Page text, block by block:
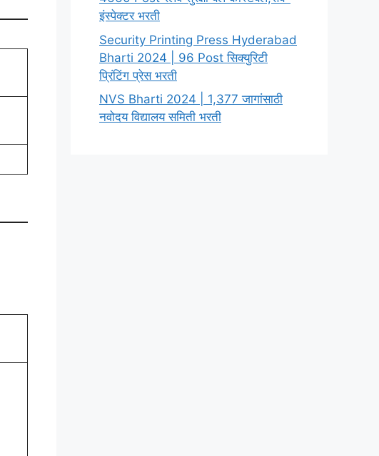
इंस्पेक्टर भरती
Security Printing Press Hyderabad
Bharti 2024 | 96 Post सिक्युरिटी
प्रिंटिंग प्रेस भरती
NVS Bharti 2024 | 1,377 जागांसाठी
नवोदय विद्यालय समिती भरती